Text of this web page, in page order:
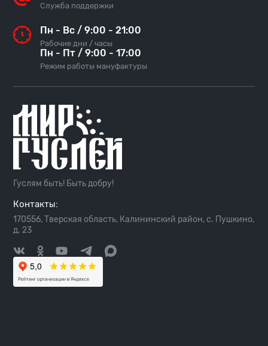
Служба поддержки
Пн - Вс / 9:00 - 21:00
Рабочие дни / часы
Пн - Пт / 9:00 - 17:00
Режим работы мануфактуры
Гуслям быть! Быть добру!
Контакты:
170556, Тверская область, Калининский район, с. Пушкино,
д. 23